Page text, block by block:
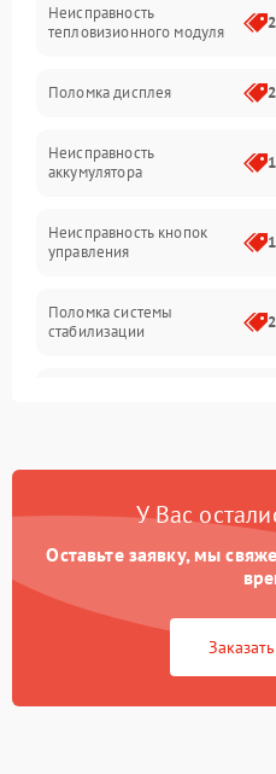
Матрица
Неисправность
тепловизионного модуля
Поломка дисплея
Неисправность
аккумулятора
Неисправность кнопок
управления
Поломка системы
стабилизации
Неисправность системы
Поломка системы GPS
Повреждение системы
защиты от перегрузок
автоматического
У Вас
Оставьте заявку, мы